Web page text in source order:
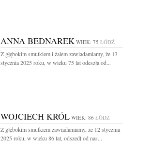
ANNA BEDNAREK WIEK: 75 ŁÓDŹ
Z głębokim smutkiem i żalem zawiadamiamy, że 13
stycznia 2025 roku, w wieku 75 lat odeszła od...
WOJCIECH KRÓL WIEK: 86 ŁÓDŹ
Z głębokim smutkiem zawiadamiamy, że 12 stycznia
2025 roku, w wieku 86 lat, odszedł od nas...